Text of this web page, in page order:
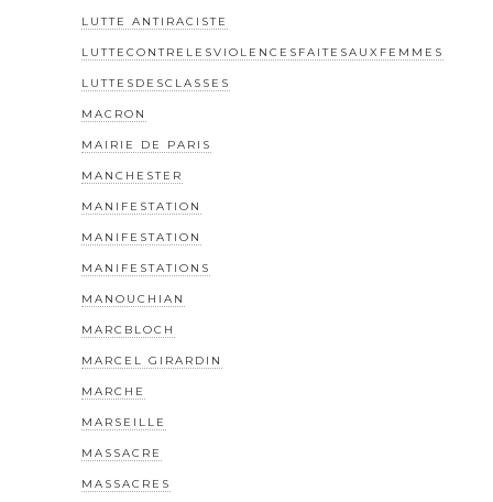
LUTTE ANTIRACISTE
LUTTECONTRELESVIOLENCESFAITESAUXFEMMES
LUTTESDESCLASSES
MACRON
MAIRIE DE PARIS
MANCHESTER
MANIFESTATION
MANIFESTATION
MANIFESTATIONS
MANOUCHIAN
MARCBLOCH
MARCEL GIRARDIN
MARCHE
MARSEILLE
MASSACRE
MASSACRES